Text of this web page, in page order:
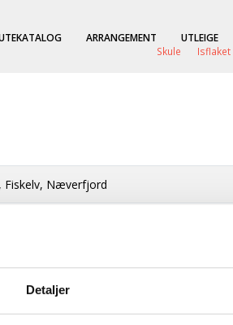
Detaljer
ARRANGEMENT
UTLEIGE
Skule
Isflaket
Fiskelv, Næverfjord